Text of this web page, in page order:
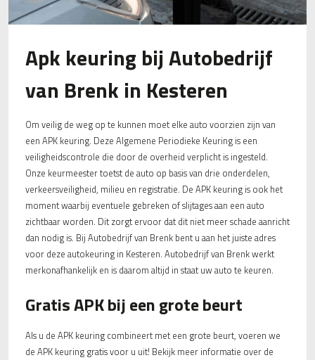
Apk keuring bij Autobedrijf
van Brenk in Kesteren
Om veilig de weg op te kunnen moet elke auto voorzien zijn van
een APK keuring. Deze Algemene Periodieke Keuring is een
veiligheidscontrole die door de overheid verplicht is ingesteld.
Onze keurmeester toetst de auto op basis van drie onderdelen,
verkeersveiligheid, milieu en registratie. De APK keuring is ook het
moment waarbij eventuele gebreken of slijtages aan een auto
zichtbaar worden. Dit zorgt ervoor dat dit niet meer schade aanricht
dan nodig is. Bij Autobedrijf van Brenk bent u aan het juiste adres
voor deze autokeuring in Kesteren. Autobedrijf van Brenk werkt
merkonafhankelijk en is daarom altijd in staat uw auto te keuren.
Gratis APK bij een grote beurt
Als u de APK keuring combineert met een grote beurt, voeren we
de APK keuring gratis voor u uit! Bekijk meer informatie over de